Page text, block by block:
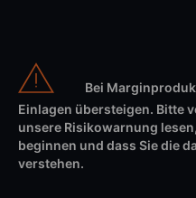
Bei
Einlagen übersteigen. Bitte
unsere Risikowarnung
beginnen und dass Sie die
verstehen.